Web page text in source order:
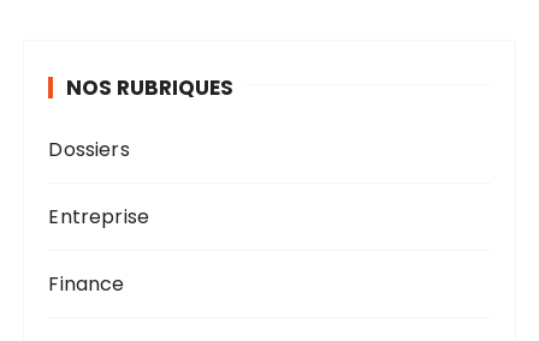
NOS RUBRIQUES
Dossiers
Entreprise
Finance